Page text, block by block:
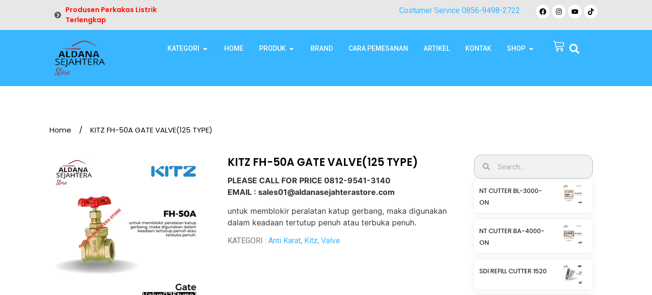
Produsen Perkakas Listrik
Terlengkap
Costumer Service 0856-9498-2722
KATEGORI HOME PRODUK BRAND CARA PEMESANAN ARTIKEL KONTAK SHOP
Home / KITZ FH-50A GATE VALVE(125 TYPE)
KITZ FH-50A GATE VALVE(125 TYPE)
PLEASE CALL FOR PRICE 0812-9541-3140
EMAIL : sales01@aldanasejahterastore.com
untuk memblokir peralatan katup gerbang, maka digunakan
dalam keadaan tertutup penuh atau terbuka penuh.
KATEGORI : Anti Karat, Kitz, Valve
NT CUTTER BL-3000-
ON
NT CUTTER BA-4000-
ON
SDI REFILL CUTTER 1520